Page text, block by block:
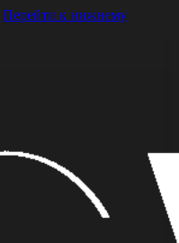
Перейти к нижнему